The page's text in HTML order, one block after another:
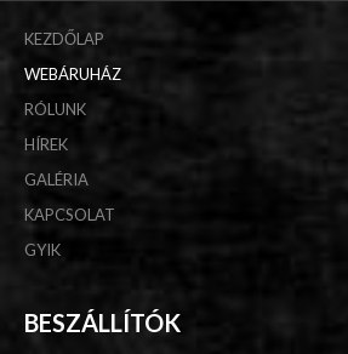
KEZDŐLAP
WEBÁRUHÁZ
RÓLUNK
HÍREK
GALÉRIA
KAPCSOLAT
GYIK
BESZÁLLÍTÓK